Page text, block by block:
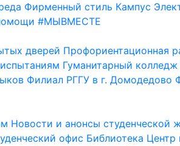
Фирменный стиль Кампус
#МЫВМЕСТЕ
дверей Профориентационная
Гуманитарный колледж
Филиал РГГУ в г. Домодедово
Новости и анонсы студенческой
офис Библиотека Центр